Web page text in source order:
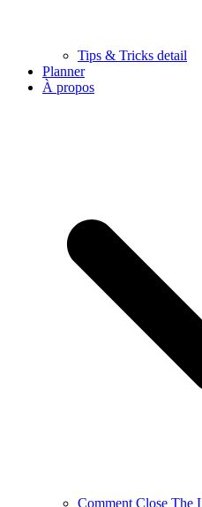
Tips & Tricks detail
Planner
À propos
Comment Close The